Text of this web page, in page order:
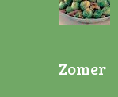
Zomer